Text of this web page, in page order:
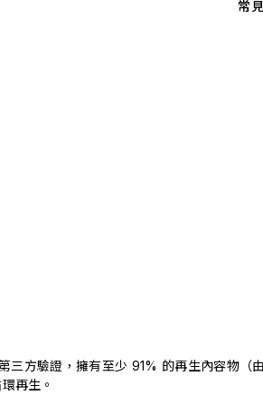
常
三方驗證，擁有至少 91% 的再生內容物（
再生。